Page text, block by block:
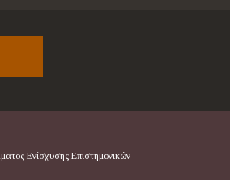
Ενίσχυσης Επιστημονικών